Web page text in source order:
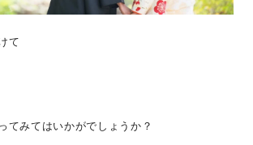
て
てみてはいかがでしょうか？